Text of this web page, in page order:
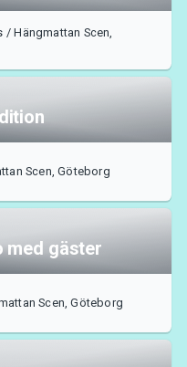
/ Hängmattan Scen,
Scen, Göteborg
med gäster
Scen, Göteborg